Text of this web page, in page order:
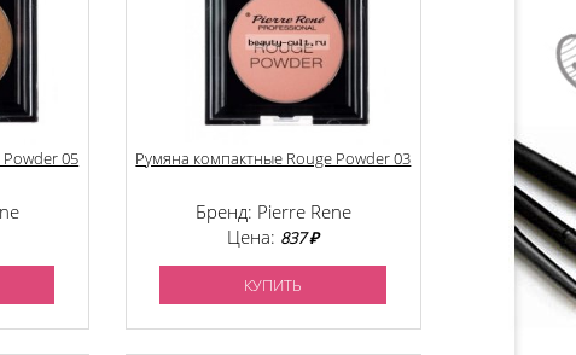
05 Румяна компактные Rouge Powder 03
Бренд: Pierre Rene
Цена: 837 ₽
КУПИТЬ